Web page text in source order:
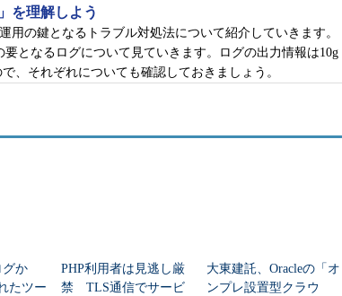
を理解しよう
用の鍵となるトラブル対処法について紹介していきます。
となるログについて見ていきます。ログの出力情報は10g
、それぞれについても確認しておきましょう。
グか
たツー
PHP利用者は見逃し厳
禁 TLS通信でサービ
大東建託、Oracleの「オ
ンプレ設置型クラウ